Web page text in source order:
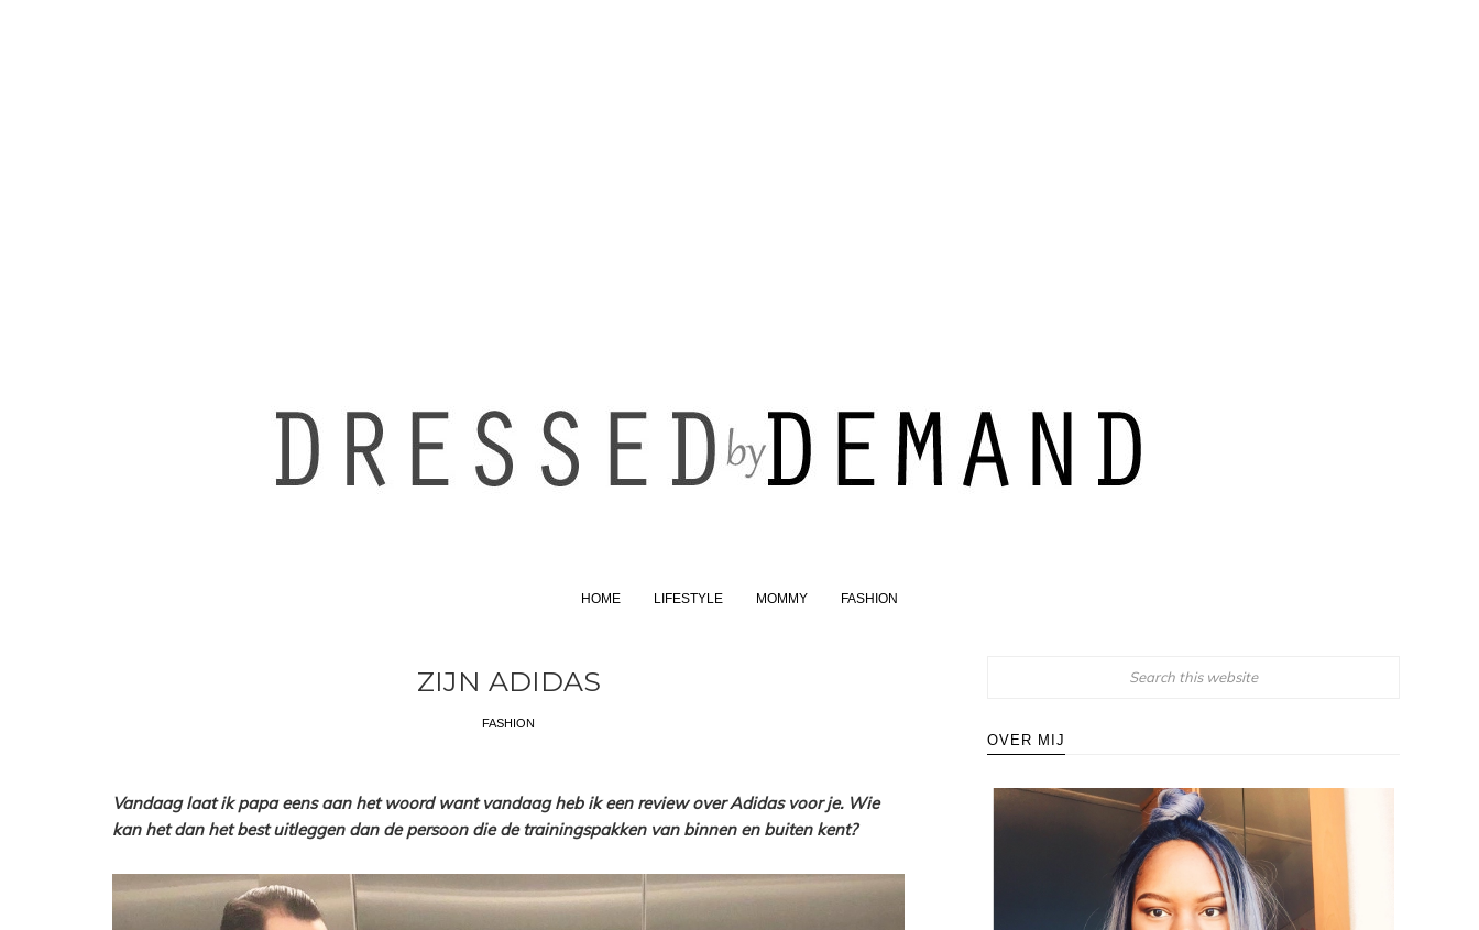
HOME LIFESTYLE MOMMY FASHION
ZIJN ADIDAS
FASHION
Vandaag laat ik papa eens aan het woord want vandaag heb ik een review over Adidas voor je. Wie
kan het dan het best uitleggen dan de persoon die de trainingspakken van binnen en buiten kent?
OVER MIJ